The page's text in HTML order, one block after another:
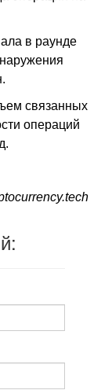
в раунде
связанных
операций